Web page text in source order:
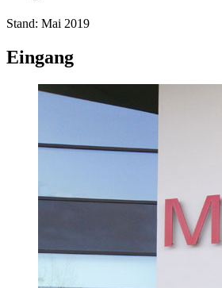
Stand: Mai 2019
Eingang